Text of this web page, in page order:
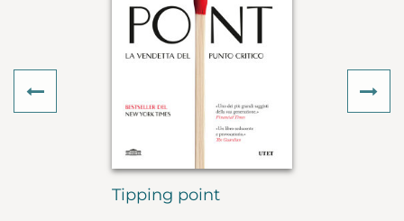
Tipping point
Previous